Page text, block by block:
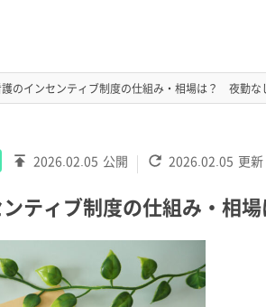
のインセンティブ制度の仕組み・相場は？ 夜勤な
2026.02.05 公開 2026.02.05 更新
ティブ制度の仕組み・相